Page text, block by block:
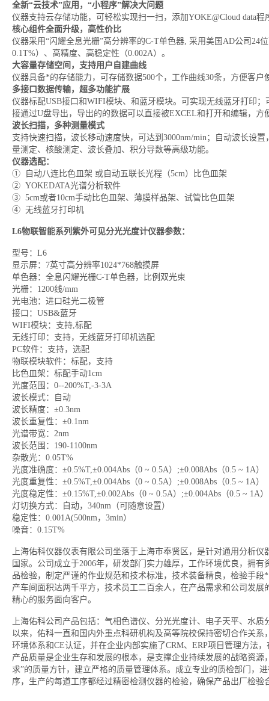
全新“云技术”应用，“小程序”解决大问题
仪器支持云存储功能，可轻松实现扫一扫，添加YOKE@Cloud data
核心组件全面升级，高性价比
仪器采用“闪耀全息光栅”高分辨率的C-T单色器, 采用美国AD公司24
0.1T%）、高精度、高稳定性（0.002A）。
大容量存储空间，支持用户自建曲线
仪器具备*的存储能力，可存储数据500个，工作曲线30条，方便客户
多接口数据传输，超多功能扩展
仪器标配USB接口和WIFI模块、和蓝牙模块。可实现无线蓝牙打印
接通过U盘导出，导出的的数据可以直接被EXCEL和打开和编辑，方
波长扫描，多种测量模式
支持快速扫描，波长移动速度快，可达到3000nm/min；自动波长设
量测定、核酸测定、波长叠加、积分导数等高级功能。
仪器选配：
① 自动八连比色皿架 或自动五联长光程（5cm）比色皿架
② YOKEDATA光谱分析软件
③ 5cm或者10cm手动比色皿架、薄膜样品架、试管比色皿架
④ 无线蓝牙打印机
L6物联智能系列紫外可见分光光度计仪器参数：
型号：L6
显示屏：7英寸高分辨率1024*768触摸屏
单色器：全息闪耀光栅C-T单色器，比例双光束
光栅：1200线/mm
光电池：进口硅光二极管
接口：USB&蓝牙
WIFI模块：支持,标配
无线打印：支持，无线蓝牙打印机选配
PC软件：支持，选配
物联模块软件：标配，支持
比色皿架：标配手动1cm
光度范围：0--200%T,-3-3A
波长模式：自动
波长精度：±0.3nm
波长重复性：±0.1nm
光谱带宽：2nm
波长范围：190-1100nm
杂散光：0.05T%
光度准确度：±0.5%T,±0.004Abs（0 ~ 0.5A）;±0.008Abs（0.5 ~ 1A）
光度重复性：±0.5%T,±0.004Abs（0 ~ 0.5A）;±0.008Abs（0.5 ~ 1A）
光度稳定性：±0.15%T,±0.002Abs（0 ~ 0.5A）;±0.004Abs（0.5 ~ 1A）
灯切换方式：自动，340nm（可随意设置）
稳定性：0.001A(500nm，3min）
噪音：0.15T%
上海佑科仪器仪表有限公司坐落于上海市奉贤区，是针对通用分析
国家。公司成立于2006年，研发部门实力雄厚，工作环境优良，拥
品检验，制定严谨的作业规范和技术标准，技术装备精良，检验手
产车间面积达两千平方，技术员工二百余人，在产品需求和公司发
精心的服务面向客户。
上海佑科公司产品包括：气相色谱仪、分光光度计、电子天平、水
以来，佑科一直和国内外重点科研机构及高等院校保持密切合作关
环境体系和CE认证，并在企业内部实施了CRM、ERP项目管理方法
产品质量是企业生存和发展的根本，是支撑企业持续发展的战略资
求”的质量方针，建立严格的质量管理体系。成立专业的质检部门，
序，生产的每道工序都经过精密检测仪器的检验，确保产品出厂检验